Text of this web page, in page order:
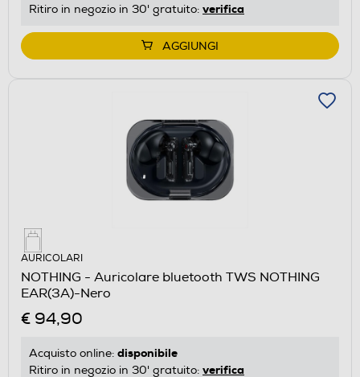
Ritiro in negozio in 30' gratuito: verifica
AGGIUNGI
AURICOLARI
NOTHING - Auricolare bluetooth TWS NOTHING
EAR(3A)-Nero
€ 94,90
Acquisto online: disponibile
Ritiro in negozio in 30' gratuito: verifica